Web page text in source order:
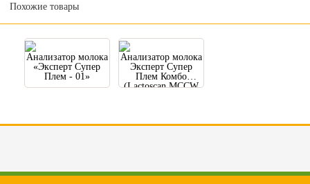
Похожие товары
Анализатор молока
«Эксперт Супер
Плем - 01»
Анализатор молока
Эксперт Супер
Плем Комбо
(Lactoscan MCCW